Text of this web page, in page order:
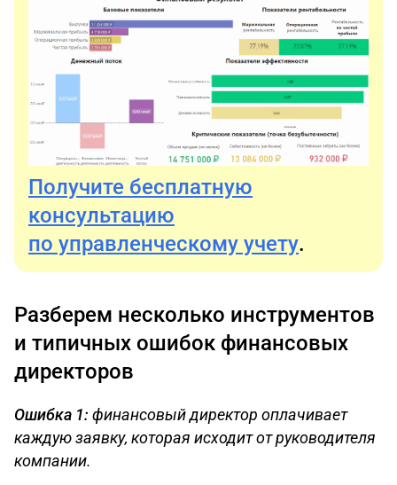
Получите бесплатную
консультацию
по управленческому учету.
Разберем несколько инструментов
и типичных ошибок финансовых
директоров
Ошибка 1: финансовый директор оплачивает
каждую заявку, которая исходит от руководителя
компании.